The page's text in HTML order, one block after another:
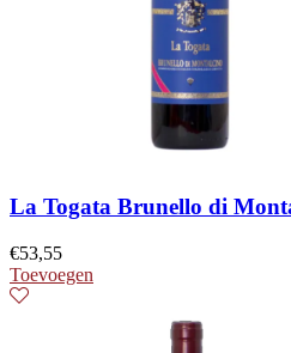
La Togata Brunello di
€53,55
Toevoegen